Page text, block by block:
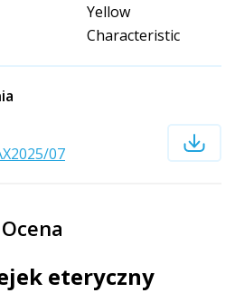
Yellow
Characteristic
07
Ocena
eteryczny